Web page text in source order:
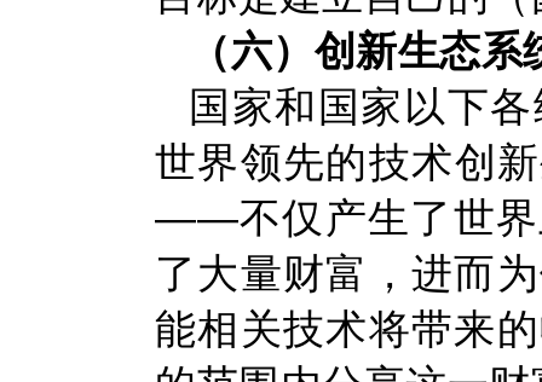
（六）创新生态系
国家和国家以下
世界领先的技术创
——不仅产生了世界
了大量财富，进而
能相关技术将带来